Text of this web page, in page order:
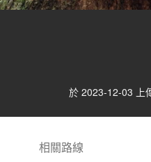
於 2023-12-03 上
相關路線